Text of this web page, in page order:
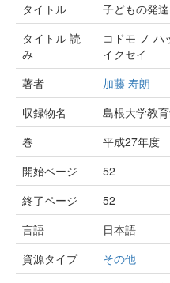
タイトル
子どもの発
タイトル 読
み
コドモ ノ ハ
イクセイ
著者
加藤 寿朗
収録物名
島根大学教
巻
平成27年度
開始ページ
52
終了ページ
52
言語
日本語
資源タイプ
その他